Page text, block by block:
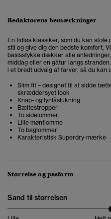
Redaktørens bemærkninger
En tidløs klassiker, som du kan
stil og give dig den bedste komfort,
basisstykke dækker alle
middag eller en gåtur langs stranden.
i et bredt udvalg af farver, så du kan
Slim fit – designet til at sidde
skræddersyet look
Knap- og lynlåslukning
Bæltestropper
To sidelommer
Lille møntlomme
To baglommer
Karakteristisk Superdry-mærke
Størrelse og pasform
Sand til størrelsen